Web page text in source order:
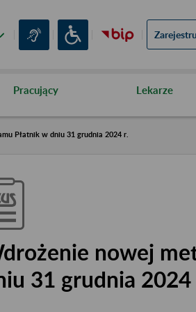
Pracujący Lekarze
Płatnik w dniu 31 grudnia 2024 r.
nowej
31 grudnia 2024